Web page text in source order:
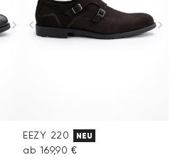
EEZY 220 NEU
ab 169,90 €